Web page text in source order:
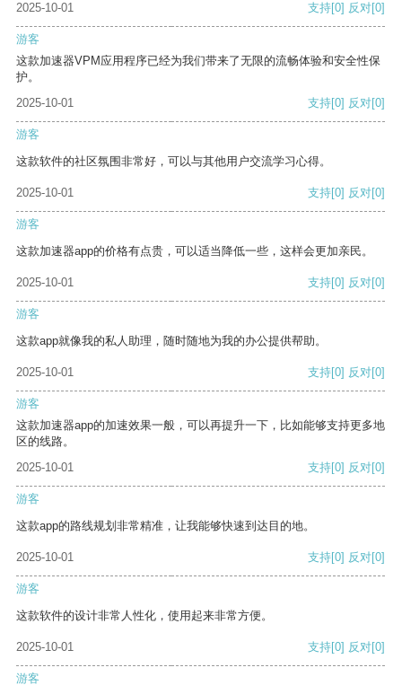
2025-10-01
支持[0] 反对[0]
游客
这款加速器VPM应用程序已经为我们带来了无限的流畅体验和安全性保
护。
2025-10-01
支持[0] 反对[0]
游客
这款软件的社区氛围非常好，可以与其他用户交流学习心得。
2025-10-01 支持[0] 反对[0]
游客
这款加速器app的价格有点贵，可以适当降低一些，这样会更加亲民。
2025-10-01 支持[0] 反对[0]
游客
这款app就像我的私人助理，随时随地为我的办公提供帮助。
2025-10-01 支持[0] 反对[0]
游客
这款加速器app的加速效果一般，可以再提升一下，比如能够支持更多地
区的线路。
2025-10-01
支持[0] 反对[0]
游客
这款app的路线规划非常精准，让我能够快速到达目的地。
2025-10-01 支持[0] 反对[0]
游客
这款软件的设计非常人性化，使用起来非常方便。
2025-10-01 支持[0] 反对[0]
游客